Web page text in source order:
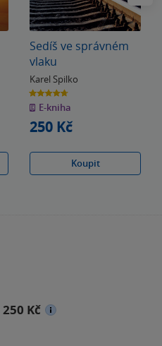
Sedíš ve správném
vlaku
Karel Spilko
4.7
z
5
hvězdiček
E-kniha
250 Kč
Koupit
250 Kč